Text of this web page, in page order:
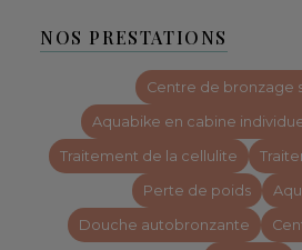
NOS PRESTATIONS
Centre de bronzage
Aquabike en cabine
Traitement de la cellulite
Perte de poids
Douche autobronzante